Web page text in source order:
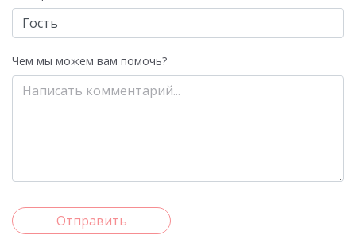
Чем мы можем вам помочь?
Отправить